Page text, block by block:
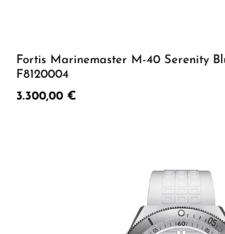
Fortis Marinemaster M-40 Serenity
F8120004
Regulärer Preis:
3.300,00 €